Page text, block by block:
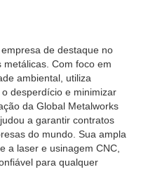
de destaque no
Com foco em
ambiental, utiliza
desperdício e minimizar
da Global Metalworks
a garantir contratos
do mundo. Sua ampla
a laser e usinagem CNC,
para qualquer